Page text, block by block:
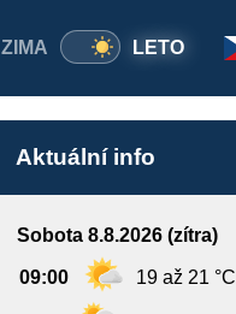
ZIMA LETO
Aktuální info
Sobota 8.8.2026 (zítra)
09:00 19 až 21 °C